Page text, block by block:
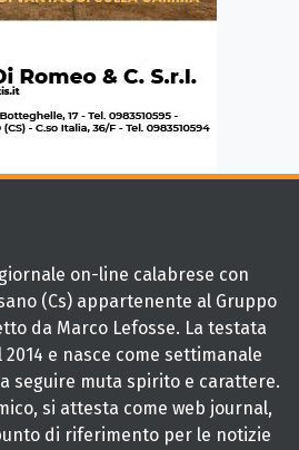
on-line calabrese con
(Cs) appartenente al Gruppo
da Marco Lefosse. La testata
e nasce come settimanale
seguire muta spirito e carattere.
si attesta come web journal,
di riferimento per le notizie